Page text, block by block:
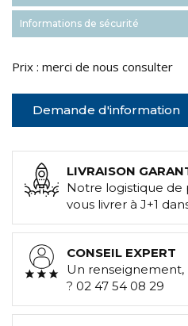
Informations de sécurité
Prix : merci de nous consulter
Demande d'information
LIVRAISON
Notre logistique
vous livrer à J+1
CONSEIL EXPERT
Un
? 02 47 54 08 29